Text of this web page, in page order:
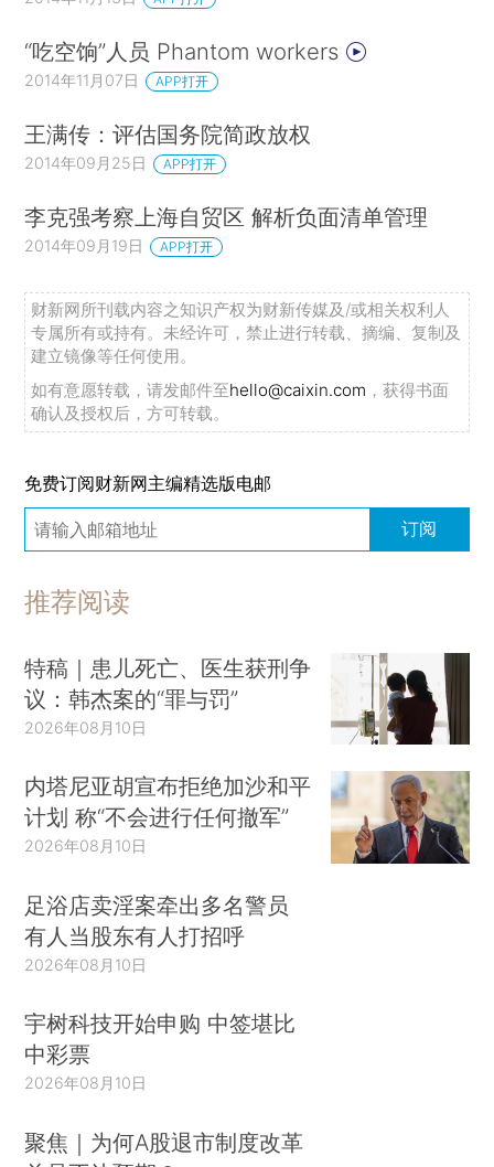
“吃空饷”人员 Phantom workers
2014年11月07日 APP打开
王满传：评估国务院简政放权
2014年09月25日 APP打开
李克强考察上海自贸区 解析负面清单管理
2014年09月19日 APP打开
财新网所刊载内容之知识产权为财新传媒及/或相关权利人
专属所有或持有。未经许可，禁止进行转载、摘编、复制及
建立镜像等任何使用。
如有意愿转载，请发邮件至hello@caixin.com ，获得书面
确认及授权后，方可转载。
免费订阅财新网主编精选版电邮
订阅
推荐阅读
特稿｜患儿死亡、医生获刑争
议：韩杰案的“罪与罚”
2026年08月10日
内塔尼亚胡宣布拒绝加沙和平
计划 称“不会进行任何撤军”
2026年08月10日
足浴店卖淫案牵出多名警员
有人当股东有人打招呼
2026年08月10日
宇树科技开始申购 中签堪比
中彩票
2026年08月10日
聚焦｜为何A股退市制度改革